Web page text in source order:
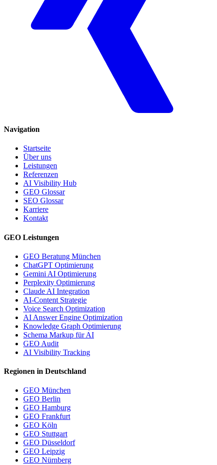
Navigation
Startseite
Über uns
Leistungen
Referenzen
AI Visibility Hub
GEO Glossar
SEO Glossar
Karriere
Kontakt
GEO Leistungen
GEO Beratung München
ChatGPT Optimierung
Gemini AI Optimierung
Perplexity Optimierung
Claude AI Integration
AI-Content Strategie
Voice Search Optimization
AI Answer Engine Optimization
Knowledge Graph Optimierung
Schema Markup für AI
GEO Audit
AI Visibility Tracking
Regionen in Deutschland
GEO München
GEO Berlin
GEO Hamburg
GEO Frankfurt
GEO Köln
GEO Stuttgart
GEO Düsseldorf
GEO Leipzig
GEO Nürnberg